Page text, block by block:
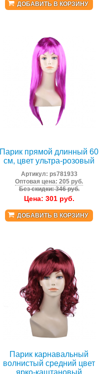
ДОБАВИТЬ В КОРЗИНУ
Парик прямой длинный 60
см, цвет ультра-розовый
Артикул: ps781933
Оптовая цена: 205 руб.
Без скидки: 346 руб.
Цена: 301руб.
ДОБАВИТЬ В КОРЗИНУ
Парик карнавальный
волнистый средний цвет
ярко-каштановый